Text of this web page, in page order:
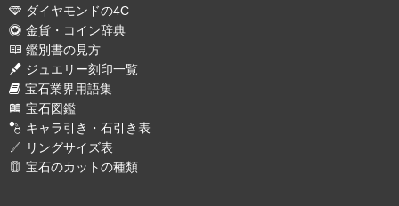
ダイヤモンドの4C
金貨・コイン辞典
鑑別書の見方
ジュエリー刻印一覧
宝石業界用語集
宝石図鑑
キャラ引き・石引き表
リングサイズ表
宝石のカットの種類